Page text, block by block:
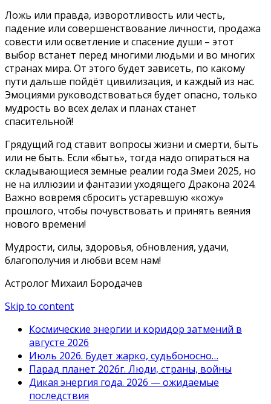
Ложь или правда, изворотливость или честь,
падение или совершенствование личности, продажа
совести или осветление и спасение души – этот
выбор встанет перед многими людьми и во многих
странах мира. От этого будет зависеть, по какому
пути дальше пойдёт цивилизация, и каждый из нас.
Эмоциями руководствоваться будет опасно, только
мудрость во всех делах и планах станет
спасительной!
Грядущий год ставит вопросы жизни и смерти, быть
или не быть. Если «быть», тогда надо опираться на
складывающиеся земные реалии года Змеи 2025, но
не на иллюзии и фантазии уходящего Дракона 2024.
Важно вовремя сбросить устаревшую «кожу»
прошлого, чтобы почувствовать и принять веяния
нового времени!
Мудрости, силы, здоровья, обновления, удачи,
благополучия и любви всем нам!
Астролог Михаил Бородачев
Skip to content
Космические энергии и коридор затмений в
августе 2026
Июль 2026. Будет жарко, судьбоносно…
Парад планет 2026г. Люди, страны, войны
Дикая энергия года. 2026 — ожидаемые
последствия